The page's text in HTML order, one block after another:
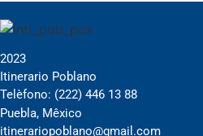
2023
Itinerario Poblano
Telèfono: (222) 446 13 88
Puebla, Mêxico
itinerariopoblano@gmail.com